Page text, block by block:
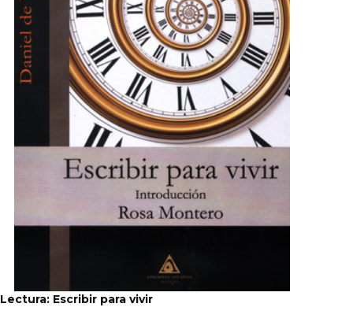
Lectura: Escribir para vivir